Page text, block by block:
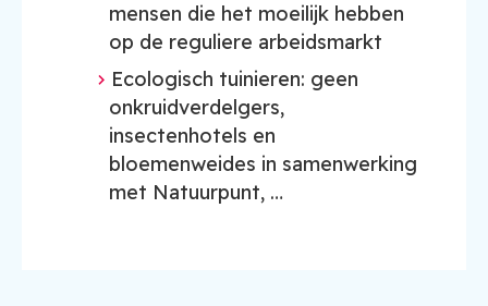
mensen die het moeilijk hebben
op de reguliere arbeidsmarkt
Ecologisch tuinieren: geen
onkruidverdelgers,
insectenhotels en
bloemenweides in samenwerking
met Natuurpunt, …